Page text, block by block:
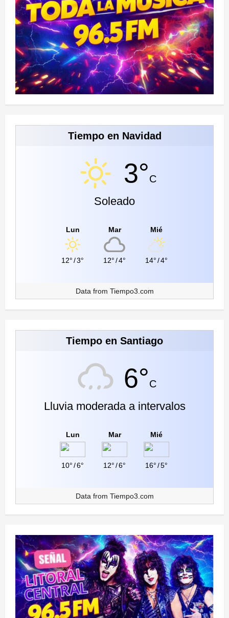
Tiempo en Navidad
3°C
Soleado
Lun
12°/3°
Mar
12°/4°
Mié
14°/4°
Data from Tiempo3.com
Tiempo en Santiago
6°C
Lluvia moderada a intervalos
Lun
10°/6°
Mar
12°/6°
Mié
16°/5°
Data from Tiempo3.com